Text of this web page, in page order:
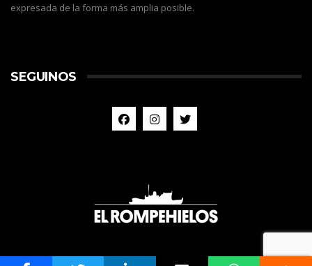
expresada de la forma más amplia posible.
SEGUINOS